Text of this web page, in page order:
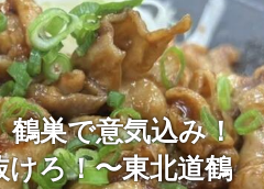
鶴巣で意気込み！
ろ！〜東北道鶴